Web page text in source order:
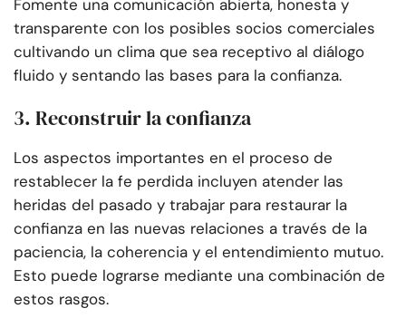
Fomente una comunicación abierta, honesta y
transparente con los posibles socios comerciales
cultivando un clima que sea receptivo al diálogo
fluido y sentando las bases para la confianza.
3. Reconstruir la confianza
Los aspectos importantes en el proceso de
restablecer la fe perdida incluyen atender las
heridas del pasado y trabajar para restaurar la
confianza en las nuevas relaciones a través de la
paciencia, la coherencia y el entendimiento mutuo.
Esto puede lograrse mediante una combinación de
estos rasgos.